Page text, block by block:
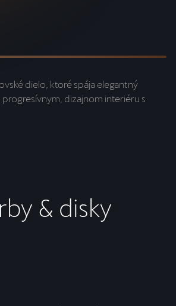
dielo, ktoré spája elegantný
progresívnym, dizajnom interiéru s
& disky